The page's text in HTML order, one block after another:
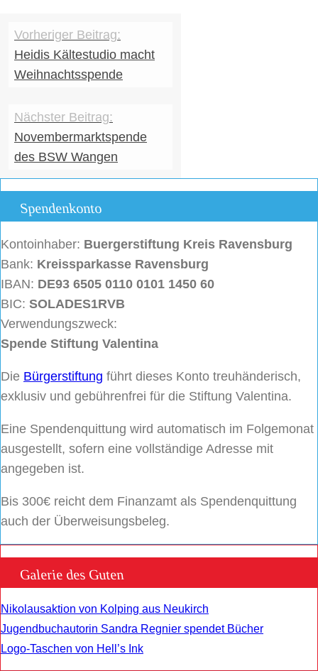
Heidis Kältestudio macht
Weihnachtsspende
Novembermarktspende
des BSW Wangen
Spendenkonto
Kontoinhaber: Buergerstiftung Kreis Ravensburg
Bank: Kreissparkasse Ravensburg
IBAN: DE93 6505 0110 0101 1450 60
BIC: SOLADES1RVB
Verwendungszweck:
Spende Stiftung Valentina
Die Bürgerstiftung führt dieses Konto treuhänderisch,
exklusiv und gebührenfrei für die Stiftung Valentina.
Eine Spendenquittung wird automatisch im Folgemonat
ausgestellt, sofern eine vollständige Adresse mit
angegeben ist.
Bis 300€ reicht dem Finanzamt als Spendenquittung
auch der Überweisungsbeleg.
Galerie des Guten
Nikolausaktion von Kolping aus Neukirch
Jugendbuchautorin Sandra Regnier spendet Bücher
Logo-Taschen von Hell’s Ink